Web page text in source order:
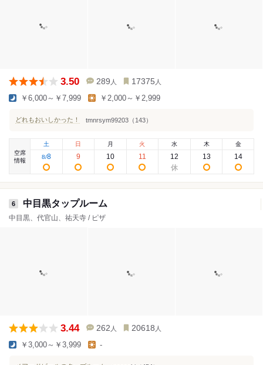
3.50 289 人 17375 人
￥6,000～￥7,999 ￥2,000～￥2,999
どれもおいしかった！ tmnrsym99203（143）
空席
情報
土
8/8
日
9
月
10
火
11
水
12
木
13
金
14
6 中目黒タップルーム
中目黒、代官山、祐天寺 / ピザ
3.44 262 人 20618 人
￥3,000～￥3,999 -